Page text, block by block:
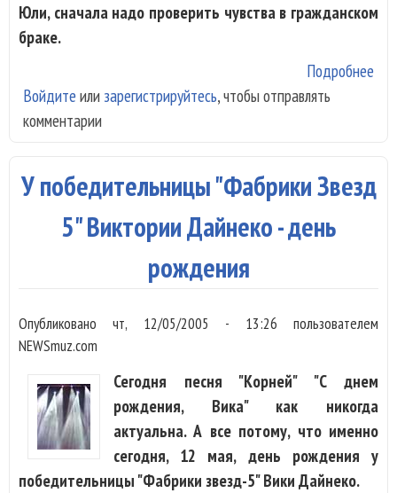
Юли, сначала надо проверить чувства в гражданском
браке.
Подробнее
Войдите или зарегистрируйтесь, чтобы отправлять
комментарии
У победительницы "Фабрики Звезд
5" Виктории Дайнеко - день
рождения
Опубликованочт, 12/05/2005 - 13:26 пользователем
NEWSmuz.com
Сегодня песня "Корней" "С днем
рождения, Вика" как никогда
актуальна. А все потому, что именно
сегодня, 12 мая, день рождения у
победительницы "Фабрики звезд-5" Вики Дайнеко.